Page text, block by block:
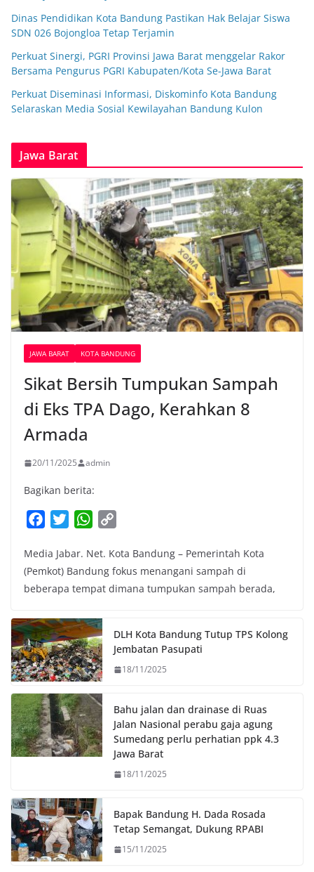
Dinas Pendidikan Kota Bandung Pastikan Hak Belajar Siswa
SDN 026 Bojongloa Tetap Terjamin
Perkuat Sinergi, PGRI Provinsi Jawa Barat menggelar Rakor
Bersama Pengurus PGRI Kabupaten/Kota Se-Jawa Barat
Perkuat Diseminasi Informasi, Diskominfo Kota Bandung
Selaraskan Media Sosial Kewilayahan Bandung Kulon
Jawa Barat
JAWA BARAT KOTA BANDUNG
Sikat Bersih Tumpukan Sampah
di Eks TPA Dago, Kerahkan 8
Armada
20/11/2025 admin
Bagikan berita:
c
e
b
o
k
i
t
t
r
W
a
t
s
p
p
p
y
L
n
k
Media Jabar. Net. Kota Bandung – Pemerintah Kota
(Pemkot) Bandung fokus menangani sampah di
beberapa tempat dimana tumpukan sampah berada,
DLH Kota Bandung Tutup TPS Kolong
Jembatan Pasupati
18/11/2025
Bahu jalan dan drainase di Ruas
Jalan Nasional perabu gaja agung
Sumedang perlu perhatian ppk 4.3
Jawa Barat
18/11/2025
Bapak Bandung H. Dada Rosada
Tetap Semangat, Dukung RPABI
15/11/2025